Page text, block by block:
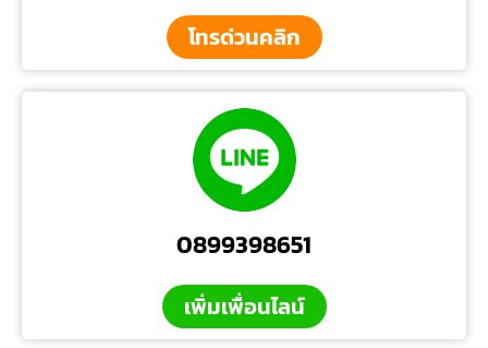
โทรด่วนคลิก
0899398651
เพิ่มเพื่อนไลน์